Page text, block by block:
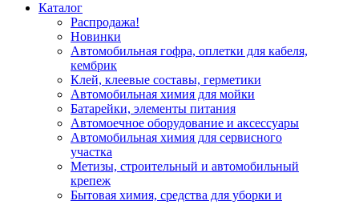
Каталог
Распродажа!
Новинки
Автомобильная гофра, оплетки для кабеля,
кембрик
Клей, клеевые составы, герметики
Автомобильная химия для мойки
Батарейки, элементы питания
Автомоечное оборудование и аксессуары
Автомобильная химия для сервисного
участка
Метизы, строительный и автомобильный
крепеж
Бытовая химия, средства для уборки и